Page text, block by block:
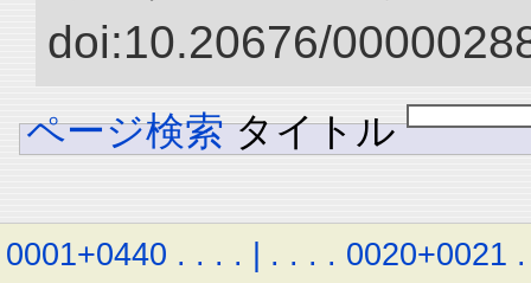
doi:10.20676/
ページ検索 タイトル
0001+0440 . . . . | . . . . 0020+0021 .